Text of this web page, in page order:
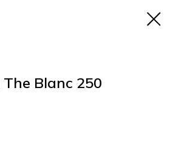
Blanc 250